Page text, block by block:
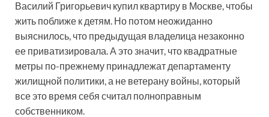
Василий Григорьевич купил квартиру в Москве, чтобы
жить поближе к детям. Но потом неожиданно
выяснилось, что предыдущая владелица незаконно
ее приватизировала. А это значит, что квадратные
метры по-прежнему принадлежат департаменту
жилищной политики, а не ветерану войны, который
все это время себя считал полноправным
собственником.